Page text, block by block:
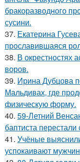
бракоразводного
сусини.
37. Екатерина
прославившаяся
38. В окрестностях
воров.
39. Ирина Дубцова
Мальдивах, где
физическую форму.
40. 59-Летний
баптиста
41. Учёные
успокаивают